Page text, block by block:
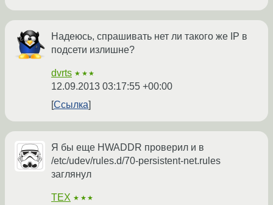
Надеюсь, спрашивать нет ли такого же IP в
подсети излишне?
dvrts ★★★
12.09.2013 03:17:55 +00:00
Ссылка
Я бы еще HWADDR проверил и в
/etc/udev/rules.d/70-persistent-net.rules
заглянул
TEX ★★★